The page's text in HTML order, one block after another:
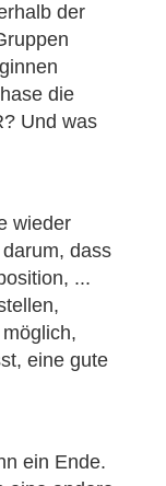
der
die
Und was
wieder
dass
...
eine gute
ein Ende.